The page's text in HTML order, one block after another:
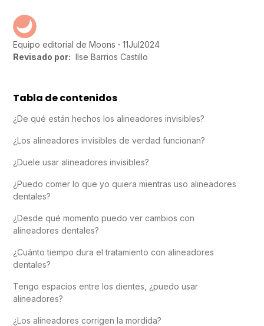
Equipo editorial de Moons 11Jul2024
Revisado por: Ilse Barrios Castillo
Tabla de contenidos
¿De qué están hechos los alineadores invisibles?
¿Los alineadores invisibles de verdad funcionan?
¿Duele usar alineadores invisibles?
¿Puedo comer lo que yo quiera mientras uso alineadores
dentales?
¿Desde qué momento puedo ver cambios con
alineadores dentales?
¿Cuánto tiempo dura el tratamiento con alineadores
dentales?
Tengo espacios entre los dientes, ¿puedo usar
alineadores?
¿Los alineadores corrigen la mordida?